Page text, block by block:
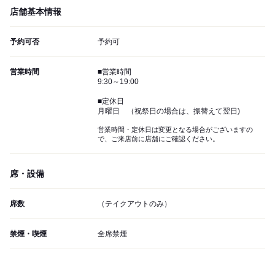
店舗基本情報
予約可否 予約可
営業時間
■営業時間
9:30～19:00
■定休日
月曜日 （祝祭日の場合は、振替えて翌日)
営業時間・定休日は変更となる場合がございますの
で、ご来店前に店舗にご確認ください。
席・設備
席数 （テイクアウトのみ）
禁煙・喫煙 全席禁煙